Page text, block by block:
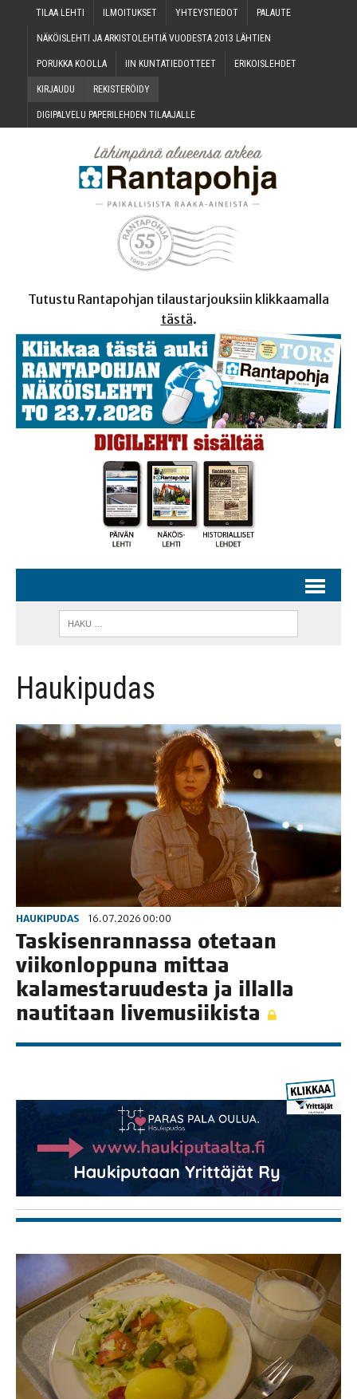
TILAA LEH­TI ILMOI­TUK­SET YHTEYS­TIE­DOT PALAU­TE
NÄKÖIS­LEH­TI JA ARKIS­TO­LEH­TIÄ VUO­DES­TA 2013 LÄHTIEN
PORUK­KA KOOLLA IIN KUN­TA­TIE­DOT­TEET ERI­KOIS­LEH­DET
KIR­JAU­DU REKIS­TE­RÖI­DY
DIGI­PAL­VE­LU PAPE­RI­LEH­DEN TILAAJALLE
Tutustu Rantapohjan tilaustarjouksiin klikkaamalla
tästä.
Haukipudas
HAUKIPUDAS 16.07.2026 00:00
Tas­ki­sen­ran­nas­sa ote­taan
vii­kon­lop­pu­na mit­taa
kala­mes­ta­ruu­des­ta ja illal­la
nau­ti­taan livemusiikista